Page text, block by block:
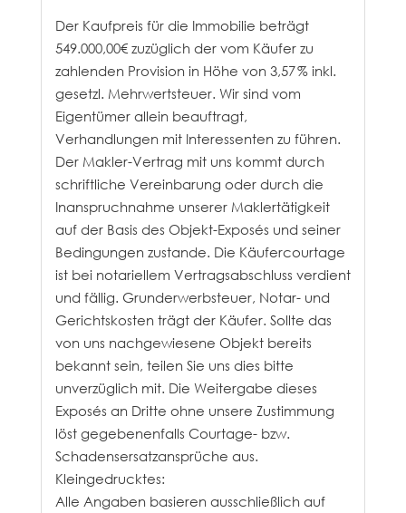
Der Kaufpreis für die Immobilie beträgt
549.000,00€ zuzüglich der vom Käufer zu
zahlenden Provision in Höhe von 3,57 % inkl.
gesetzl. Mehrwertsteuer. Wir sind vom
Eigentümer allein beauftragt,
Verhandlungen mit Interessenten zu führen.
Der Makler-Vertrag mit uns kommt durch
schriftliche Vereinbarung oder durch die
Inanspruchnahme unserer Maklertätigkeit
auf der Basis des Objekt-Exposés und seiner
Bedingungen zustande. Die Käufercourtage
ist bei notariellem Vertragsabschluss verdient
und fällig. Grunderwerbsteuer, Notar- und
Gerichtskosten trägt der Käufer. Sollte das
von uns nachgewiesene Objekt bereits
bekannt sein, teilen Sie uns dies bitte
unverzüglich mit. Die Weitergabe dieses
Exposés an Dritte ohne unsere Zustimmung
löst gegebenenfalls Courtage- bzw.
Schadensersatzansprüche aus.
Kleingedrucktes:
Alle Angaben basieren ausschließlich auf